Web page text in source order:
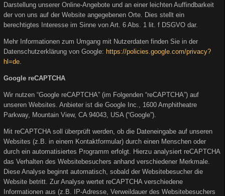
Darstellung unserer Online-Angebote und an einer leichten Auffindbarkeit
der von uns auf der Website angegebenen Orte. Dies stellt ein
berechtigtes Interesse im Sinne von Art. 6 Abs. 1 lit. f DSGVO dar.
Mehr Informationen zum Umgang mit Nutzerdaten finden Sie in der
Datenschutzerklärung von Google: https://policies.google.com/privacy?
hl=de
Google reCAPTCHA
Wir nutzen “Google reCAPTCHA” (im Folgenden “reCAPTCHA”) auf
unseren Websites. Anbieter ist die Google Inc., 1600 Amphitheatre
Parkway, Mountain View, CA 94043, USA (“Google”).
Mit reCAPTCHA soll überprüft werden, ob die Dateneingabe auf unseren
Websites (z.B. in einem Kontaktformular) durch einen Menschen oder
durch ein automatisiertes Programm erfolgt. Hierzu analysiert reCAPTCHA
das Verhalten des Websitebesuchers anhand verschiedener Merkmale.
Diese Analyse beginnt automatisch, sobald der Websitebesucher die
Website betritt. Zur Analyse wertet reCAPTCHA verschiedene
Informationen aus (z.B. IP-Adresse, Verweildauer des Websitebesuchers